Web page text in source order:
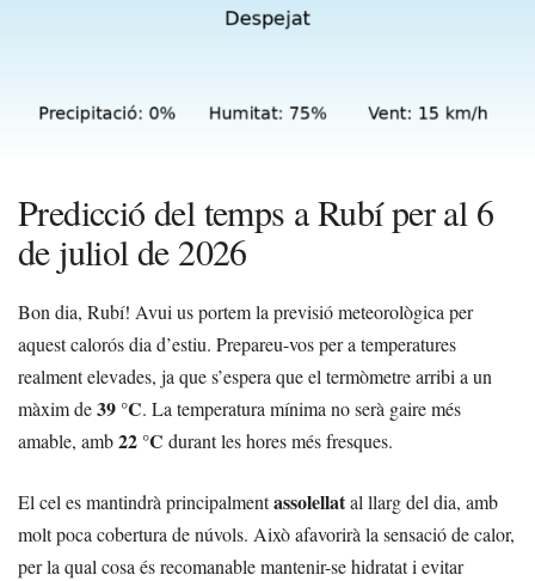
Predicció del temps a Rubí per al 6
de juliol de 2026
Bon dia, Rubí! Avui us portem la previsió meteorològica per
aquest calorós dia d’estiu. Prepareu-vos per a temperatures
realment elevades, ja que s’espera que el termòmetre arribi a un
màxim de39 °C. La temperatura mínima no serà gaire més
amable, amb22 °C durant les hores més fresques.
El cel es mantindrà principalmentassolellatal llarg del dia, amb
molt poca cobertura de núvols. Això afavorirà la sensació de calor,
per la qual cosa és recomanable mantenir-se hidratat i evitar